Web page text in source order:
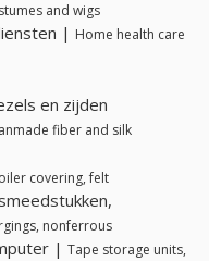
and wigs
| Home health care
en zijden
fiber and silk
covering, felt
nonferrous
| Tape storage units,